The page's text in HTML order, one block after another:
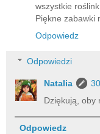
wszystkie
Piękne zabawki
Odpowiedz
Odpowiedzi
Natalia
Dziękują, oby
Odpowiedz